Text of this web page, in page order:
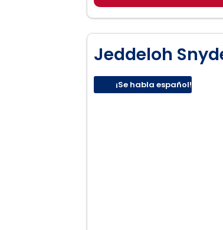
Consultoría en
Jeddeloh
¡Se habla español!